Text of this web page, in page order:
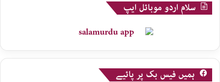
سلام اردو موبائل ایپ
ہمیں فیس بک پر پائیے